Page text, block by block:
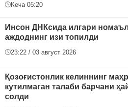
Кеча 05:20
Инсон ДНКсида илгари
аждоднинг изи топилди
23:22 / 03 август 2026
Қозоғистонлик келиннинг
кутилмаган талаби барчани
солди